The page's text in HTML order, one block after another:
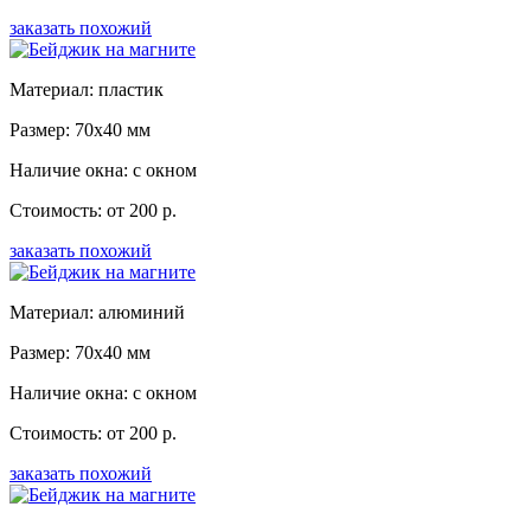
заказать похожий
Материал: пластик
Размер: 70x40 мм
Наличие окна: с окном
Стоимость: от 200 р.
заказать похожий
Материал: алюминий
Размер: 70x40 мм
Наличие окна: с окном
Стоимость: от 200 р.
заказать похожий